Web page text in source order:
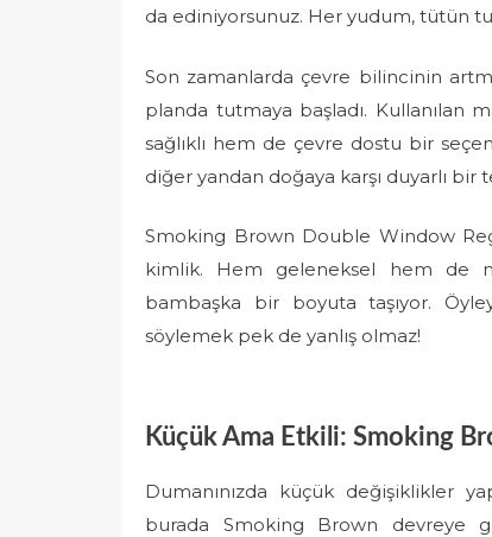
da ediniyorsunuz. Her yudum, tütün
Son zamanlarda çevre bilincinin
planda tutmaya başladı. Kullanılan
sağlıklı hem de çevre dostu bir
diğer yandan doğaya karşı duyarlı
Smoking Brown Double Window
kimlik. Hem geleneksel hem de
bambaşka bir boyuta taşıyor.
söylemek pek de yanlış olmaz!
Küçük Ama Etkili: Smoking
Dumanınızda küçük değişiklikler
burada Smoking Brown devreye